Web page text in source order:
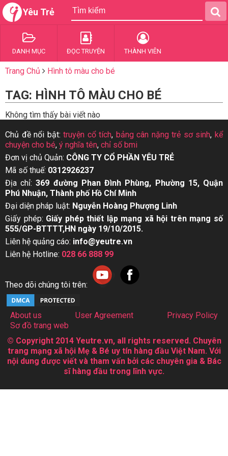
Yêu Trẻ
DANH MỤC ĐỌC TRUYỆN THÀNH VIÊN
Trang Chủ Hình tô màu cho bé
TAG: HÌNH TÔ MÀU CHO BÉ
Không tìm thấy bài viết nào
Chủ đề nổi bật:truyện cổ tích, bảng cân nặng trẻ sơ sinh,kể
chuyện cho bé, ý nghĩa tên, chỉ số bmi
Đơn vị chủ Quản: CÔNG TY CỔ PHẦN YÊU TRẺ
Mã số thuế: 0312926237
Địa chỉ:369 đường Phan Đình Phùng, Phường 15, Quận
Phú Nhuận, Thành phố Hồ Chí Minh
Đại diện pháp luật: Nguyễn Hoàng Phượng Linh
Giấy phép: Giấy phép thiết lập mạng xã hội trên mạng số
555/GP-BTTTT,HN ngày 19/10/2015.
Liên hệ quảng cáo: info@yeutre.vn
Liên hệ Hotline: 028 66 888 99
Theo dõi chúng tôi trên:
About us User Agreement
Privacy Policy
Sơ đồ trang web
© Copyright 2014 Yeutre.vn, all rights reserved. Chuyên
trang mạng xã hội Mẹ & Bé uy tín hàng đầu Việt Nam. Với
nội dung được viết và tham vấn bởi các chuyên gia & Bác
sĩ hàng đầu trong lĩnh vực.